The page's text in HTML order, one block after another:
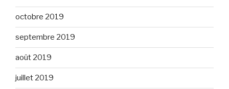
octobre 2019
septembre 2019
août 2019
juillet 2019